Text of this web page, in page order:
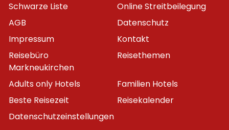
Schwarze Liste
Online Streitbeilegung
AGB
Datenschutz
Impressum
Kontakt
Reisebüro
Markneukirchen
Reisethemen
Adults only Hotels
Familien Hotels
Beste Reisezeit
Reisekalender
Datenschutzeinstellungen